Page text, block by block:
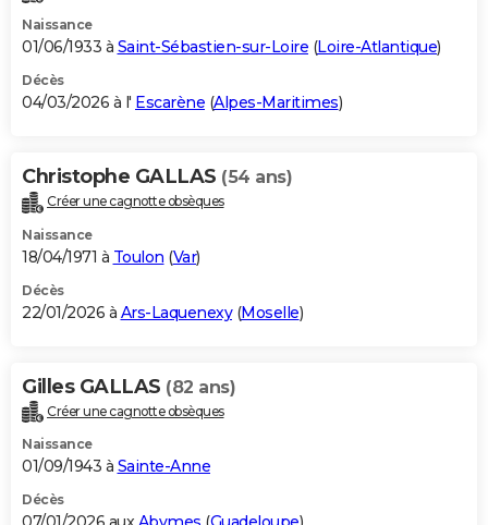
Naissance
01/06/1933 à Saint-Sébastien-sur-Loire (Loire-Atlantique)
Décès
04/03/2026 à l' Escarène (Alpes-Maritimes)
Christophe GALLAS (54 ans)
Créer une cagnotte obsèques
Naissance
18/04/1971 à Toulon (Var)
Décès
22/01/2026 à Ars-Laquenexy(Moselle)
Gilles GALLAS (82 ans)
Créer une cagnotte obsèques
Naissance
01/09/1943 à Sainte-Anne
Décès